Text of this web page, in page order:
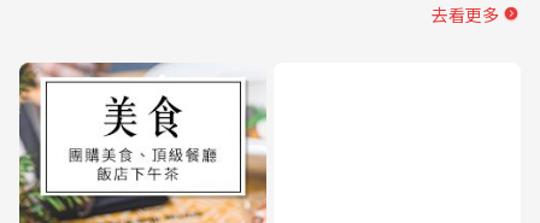
去看更多